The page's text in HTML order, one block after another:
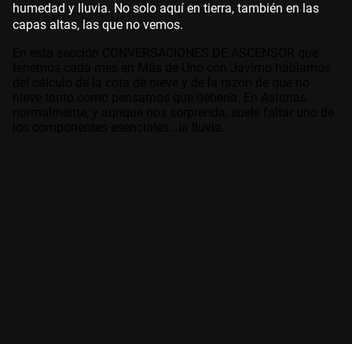
humedad y lluvia. No solo aquí en tierra, también en las
capas altas, las que no vemos.